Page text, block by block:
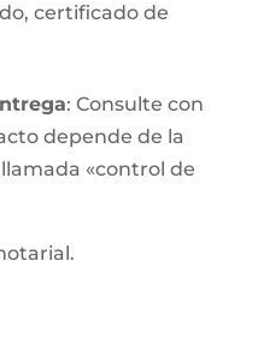
certificado de
: Consulte con
depende de la
«control de